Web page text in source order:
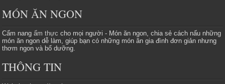
MÓN ĂN NGON
Cẩm nangẩm thực cho mọi người - Món ăn ngon, chia sẻ cách nấu những
món ăn ngon dễ làm, giúp bạn có những món ăn gia đình đơn giản nhưng
thơm ngon và bổ dưỡng.
THÔNG TIN